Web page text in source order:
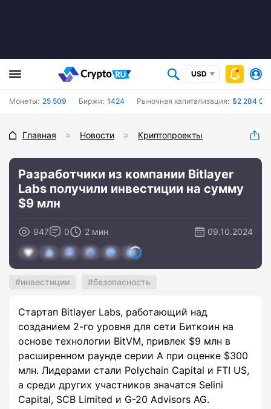
USD
Монеты: 25 509 Биржи: 1424 Рыночная капитализация: $2 284
Главная Новости Криптопроекты
Разработчики из компании Bitlayer
Labs получили инвестиции на сумму
$9 млн
947 0 2 мин 09.10.2024
инвестиции безопасность
Стартап Bitlayer Labs, работающий над
созданием 2-го уровня для сети Биткоин на
основе технологии BitVM, привлек $9 млн в
расширенном раунде серии А при оценке $300
млн. Лидерами стали Polychain Capital и FTI US,
а среди других участников значатся Selini
Capital, SCB Limited и G-20 Advisors AG.